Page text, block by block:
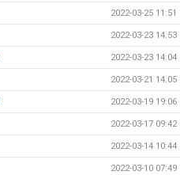
2022-03-25 11:51
2022-03-23 14:53
2022-03-23 14:04
2022-03-21 14:05
2022-03-19 19:06
2022-03-17 09:42
2022-03-14 10:44
2022-03-10 07:49